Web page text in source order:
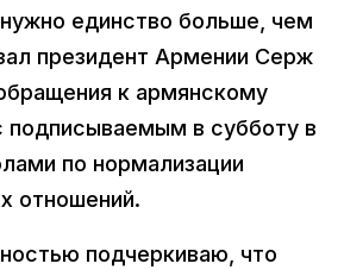
единство больше, чем
президент Армении Серж
к армянскому
подписываемым в субботу в
по нормализации
отношений.
подчеркиваю, что